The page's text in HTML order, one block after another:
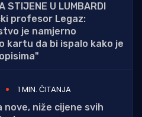
STIJENE U LUMBARDI
profesor Legaz:
je namjerno
kartu da bi ispalo kako je
1 MIN. ČITANJA
nove, niže cijene svih